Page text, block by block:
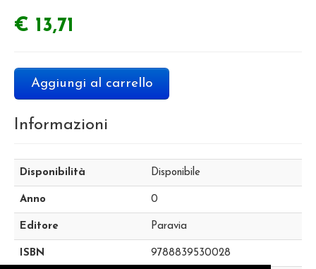
€ 13,71
Aggiungi al carrello
Informazioni
Disponibilità Disponibile
Anno 0
Editore Paravia
ISBN 9788839530028